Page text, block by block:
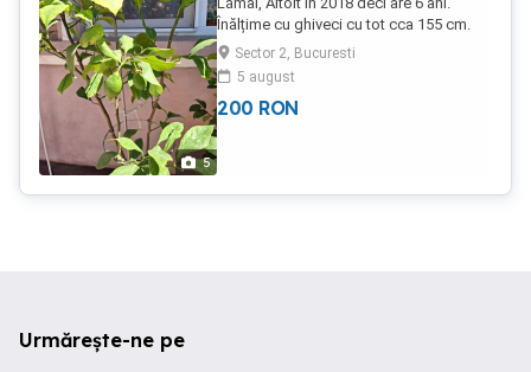
5
Înălțime cu ghiveci cu tot cca 155 cm.
Ghiveci 19l gri de buna calitate cu tava .
Locația actuala Racari, Dambovita. 200
ron
Sector 2, Bucuresti
5 august
200 RON
Urmărește-ne pe